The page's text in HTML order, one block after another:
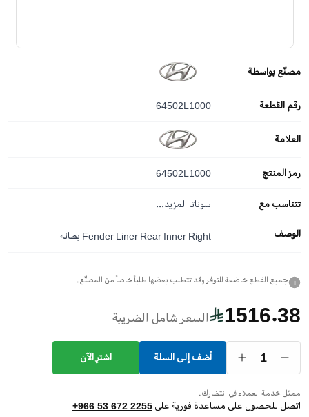
مصنّع بواسطة
رقم القطعة 64502L1000
العلامة
رمز المنتج 64502L1000
تتناسب مع سوناتا المزيد...
الوصف Fender Liner Rear Inner Right بطانه
i جميع القطع خاضعة للتوفر وقد تتطلب بعضها طلباً خاصاً من المصنّع.
1516.38 السعر شامل الضريبة
1 أضف إلى السلة اشترِ الآن
ممثل خدمة العملاء في انتظارك.
اتصل للحصول على مساعدة فورية على +966 53 672 2255